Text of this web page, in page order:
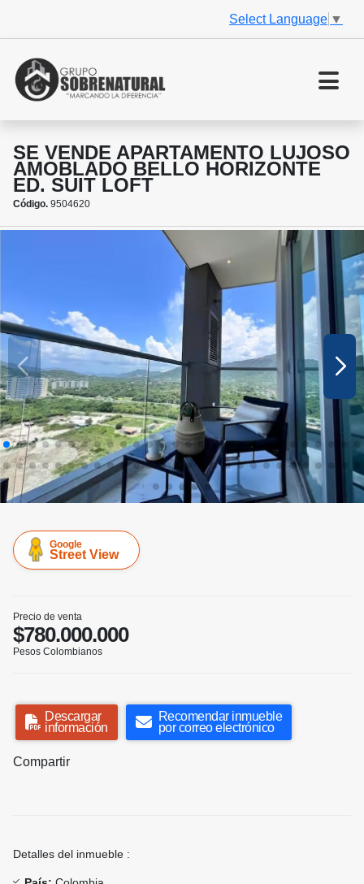
Select Language ▼
SE VENDE APARTAMENTO LUJOSO
AMOBLADO BELLO HORIZONTE
ED. SUIT LOFT
Código. 9504620
Google
Street View
Precio de venta
$780.000.000
Pesos Colombianos
Descargar
información
Recomendar inmueble
por correo electrónico
Compartir
Detalles del inmueble :